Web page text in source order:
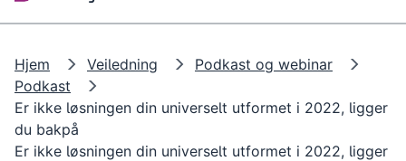
Hjem Veiledning
Podkast og webinar
Podkast
Er ikke løsningen din universelt utformet i 2022, ligger
du bakpå
Er ikke løsningen din universelt utformet i 2022, ligger